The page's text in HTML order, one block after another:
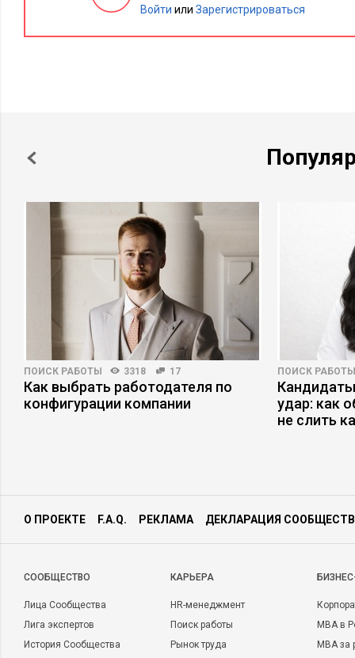
Войти или Зарегистрироваться
ПОИСК РАБОТЫ 3318 17
Как выбрать работодателя по
конфигурации компании
ПОИСК РАБОТЫ
удар: как
не слить
О ПРОЕКТЕ F.A.Q. РЕКЛАМА ДЕКЛАРАЦИЯ
CООБЩЕСТВО
Лица Сообщества
Лига экспертов
История Сообщества
КАРЬЕРА
HR-менеджмент
Поиск работы
Рынок труда
MBA в
MBA